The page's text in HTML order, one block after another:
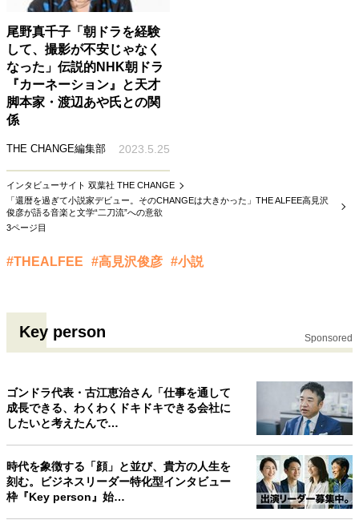
尾野真千子「朝ドラを経験
して、撮影が不安じゃなく
なった」伝説的NHK朝ドラ
『カーネーション』と天才
脚本家・渡辺あや氏との関
係
THE CHANGE編集部 2023.5.25
インタビューサイト 双葉社 THE CHANGE
「還暦を過ぎて小説家デビュー。そのCHANGEは大きかった」THE ALFEE高見沢
俊彦が語る音楽と文学“二刀流”への意欲
3ページ目
#THEALFEE #高見沢俊彦 #小説
Key person Sponsored
ゴンドラ代表・古江恵治さん「仕事を通して
成長できる、わくわくドキドキできる会社に
したいと考えたんで…
時代を象徴する「顔」と並び、貴方の人生を
刻む。ビジネスリーダー特化型インタビュー
枠『Key person』始…